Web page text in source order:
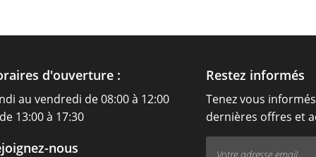
Agrandir la photo Agrandir la
d'ouverture :
au vendredi de 08:00 à 12:00
13:00 à 17:30
nous
Restez informés
Tenez vous
dernières offres et